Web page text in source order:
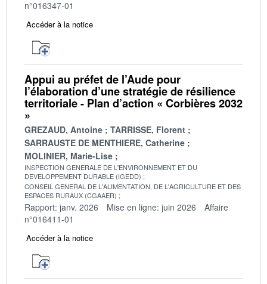
n°016347-01
Accéder à la notice
Appui au préfet de l’Aude pour
l’élaboration d’une stratégie de résilience
territoriale - Plan d’action « Corbières 2032
»
GREZAUD, Antoine
TARRISSE, Florent
SARRAUSTE DE MENTHIERE, Catherine
MOLINIER, Marie-Lise
INSPECTION GENERALE DE L'ENVIRONNEMENT ET DU
DEVELOPPEMENT DURABLE (IGEDD)
CONSEIL GENERAL DE L'ALIMENTATION, DE L'AGRICULTURE ET DES
ESPACES RURAUX (CGAAER)
Rapport: janv. 2026 Mise en ligne: juin 2026
Affaire
n°016411-01
Accéder à la notice